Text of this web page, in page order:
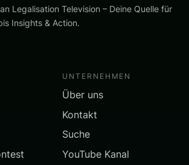
Legalisation Television – Deine Quelle für
Insights & Action.
UNTERNEHMEN
Über uns
Kontakt
Suche
YouTube Kanal